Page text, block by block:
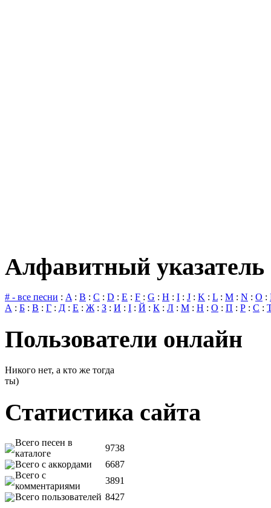
Алфавитный указатель
# - все песни : A: B : C : D : E : F : G : H : I : J : K : L : M : N : O :
А : Б : В : Г : Д : Е : Ж: З : И : І : Й : К : Л : М : Н : О : П : Р : С :
Пользователи онлайн
Никого нет, а кто же тогда
ты)
Статистика сайта
Всего песен в
каталоге
9738
Всего с аккордами
6687
Всего с
комментариями
3891
Всего пользователей 8427